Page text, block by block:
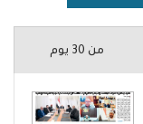
من 30 يوم